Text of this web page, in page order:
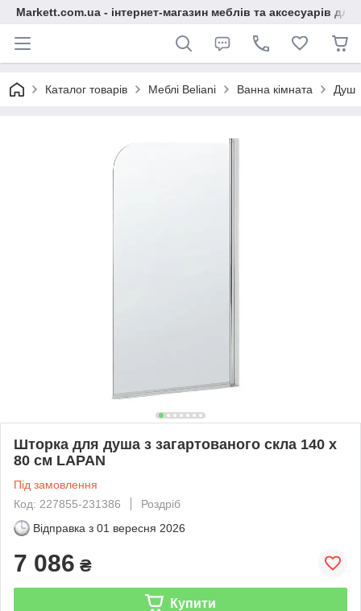
Markett.com.ua - інтернет-магазин меблів та аксесуарів для
Каталог товарів Меблі Beliani Ванна кімната Душ
Шторка для душа з загартованого скла 140 x
80 см LAPAN
Під замовлення
Код: 227855-231386
Роздріб
Відправка з 01 вересня 2026
7 086 ₴
Купити